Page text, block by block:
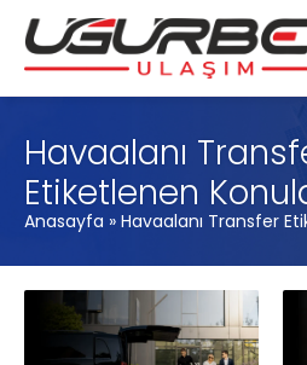
Havaalanı
Etiketlenen
Anasayfa » Havaalanı Transfer